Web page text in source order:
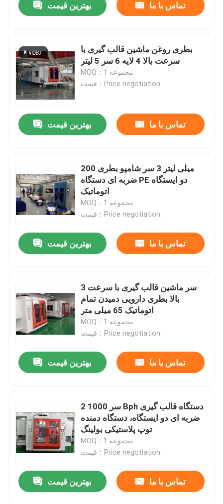
بهترین قیمت تماس با ما
بطری روغن ماشین قالب گیری با
سرعت بالا 4 لایه 6 سر 5 لیتر
MOQ：1 مجموعه
قیمت：Price negotiation.
بهترین قیمت تماس با ما
200 میلی لیتر 3 سر شامپو بطری
ضربه ای دستگاه PE دو ایستگاه
اتوماتیک
MOQ：1 مجموعه
قیمت：Price negotiation.
بهترین قیمت تماس با ما
3 سر ماشین قالب گیری با سرعت
بالا بطری دارویی دمیدن تمام
اتوماتیک 65 میلی متر
MOQ：1 مجموعه
قیمت：Price negotiation.
بهترین قیمت تماس با ما
2 سر 1000 Bph دستگاه قالب گیری
ضربه ای دو ایستگاه، دستگاه دمنده
توپ پلاستیکی بولینگ
MOQ：1 مجموعه
قیمت：Price negotiation.
بهترین قیمت تماس با ما